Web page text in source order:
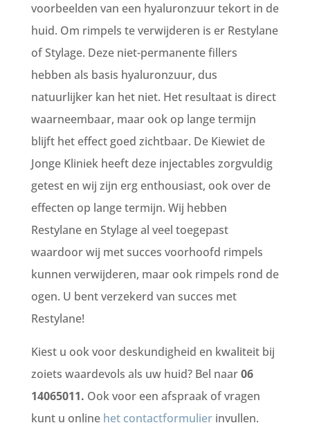
voorbeelden van een hyaluronzuur tekort in de
huid. Om rimpels te verwijderen is er Restylane
of Stylage. Deze niet-permanente fillers
hebben als basis hyaluronzuur, dus
natuurlijker kan het niet. Het resultaat is direct
waarneembaar, maar ook op lange termijn
blijft het effect goed zichtbaar. De Kiewiet de
Jonge Kliniek heeft deze injectables zorgvuldig
getest en wij zijn erg enthousiast, ook over de
effecten op lange termijn. Wij hebben
Restylane en Stylage al veel toegepast
waardoor wij met succes voorhoofd rimpels
kunnen verwijderen, maar ook rimpels rond de
ogen. U bent verzekerd van succes met
Restylane!
Kiest u ook voor deskundigheid en kwaliteit bij
zoiets waardevols als uw huid? Bel naar06
14065011. Ook voor een afspraak of vragen
kunt u online het contactformulierinvullen.